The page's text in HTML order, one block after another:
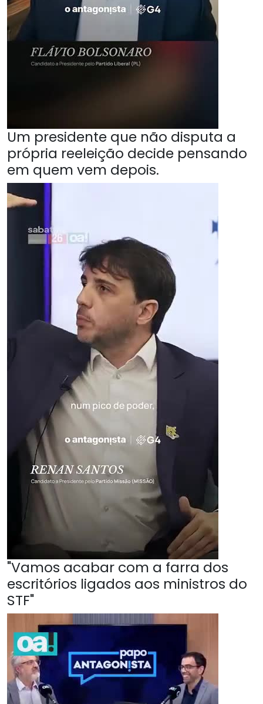
Um presidente que não disputa a
própria reeleição decide pensando
em quem vem depois.
"Vamos acabar com a farra dos
escritórios ligados aos ministros do
STF"